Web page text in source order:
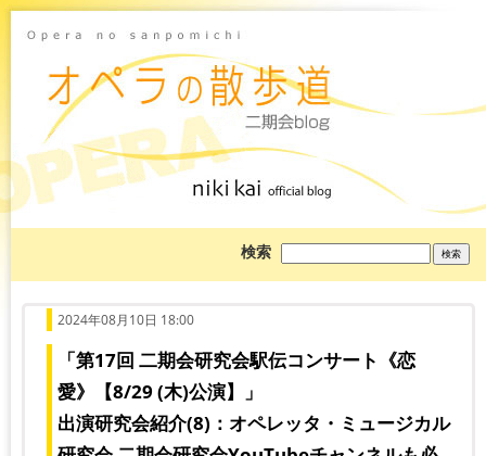
検索
を
2024年08月10日 18:00
「第17回 二期会研究会駅伝コンサート《恋
愛》【8/29 (木)公演】」
出演研究会紹介(8)：オペレッタ・ミュージカル